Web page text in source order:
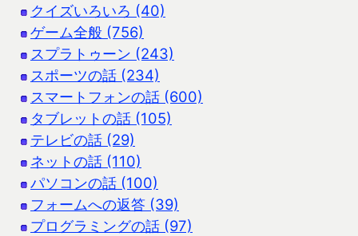
クイズいろいろ (40)
ゲーム全般 (756)
スプラトゥーン (243)
スポーツの話 (234)
スマートフォンの話 (600)
タブレットの話 (105)
テレビの話 (29)
ネットの話 (110)
パソコンの話 (100)
フォームへの返答 (39)
プログラミングの話 (97)